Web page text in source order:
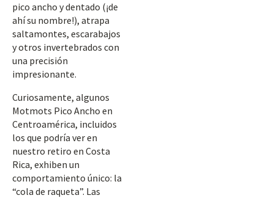
pico ancho y dentado (¡de
ahí su nombre!), atrapa
saltamontes, escarabajos
y otros invertebrados con
una precisión
impresionante.
Curiosamente, algunos
Motmots Pico Ancho en
Centroamérica, incluidos
los que podría ver en
nuestro retiro en Costa
Rica, exhiben un
comportamiento único: la
“cola de raqueta”. Las